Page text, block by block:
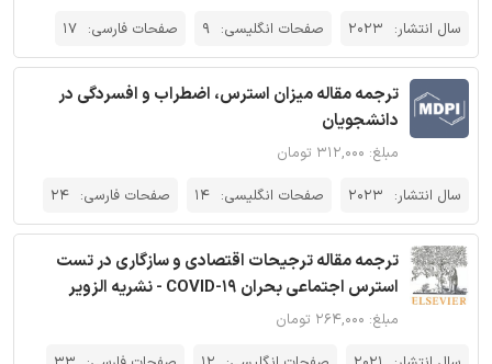
سال انتشار: 2023 صفحات انگلیسی: 9 صفحات فارسی: 17
ترجمه مقاله میزان استرس، اضطراب و افسردگی در
دانشجویان
مبلغ: ۳۱۲,۰۰۰ تومان
سال انتشار: 2023 صفحات انگلیسی: 14 صفحات فارسی: 24
ترجمه مقاله ترجیحات اقتصادی و سازگاری در تست
استرس اجتماعی بحران COVID-19 - نشریه الزویر
مبلغ: ۲۶۴,۰۰۰ تومان